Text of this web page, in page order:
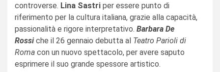
controverse. Lina Sastri per essere punto di
riferimento per la cultura italiana, grazie alla capacità,
passionalità e rigore interpretativo. Barbara De
Rossiche il 26 gennaio debutta al Teatro Parioli di
Roma con un nuovo spettacolo, per avere saputo
esprimere il suo grande spessore artistico.